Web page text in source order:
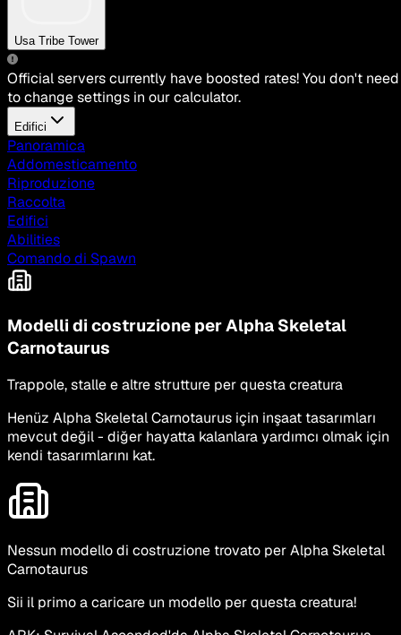
Usa Tribe Tower
Official servers currently have boosted rates! You don't need
to change settings in our calculator.
Edifici
Panoramica
Addomesticamento
Riproduzione
Raccolta
Edifici
Abilities
Comando di Spawn
Modelli di costruzione per Alpha Skeletal
Carnotaurus
Trappole, stalle e altre strutture per questa creatura
Henüz Alpha Skeletal Carnotaurus için inşaat tasarımları
mevcut değil - diğer hayatta kalanlara yardımcı olmak için
kendi tasarımlarını kat.
Nessun modello di costruzione trovato per Alpha Skeletal
Carnotaurus
Sii il primo a caricare un modello per questa creatura!